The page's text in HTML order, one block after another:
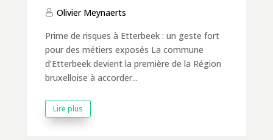
Olivier Meynaerts
Prime de risques à Etterbeek : un geste fort
pour des métiers exposés La commune
d’Etterbeek devient la première de la Région
bruxelloise à accorder...
Lire plus